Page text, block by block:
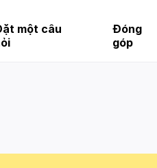
một câu
Đóng
góp